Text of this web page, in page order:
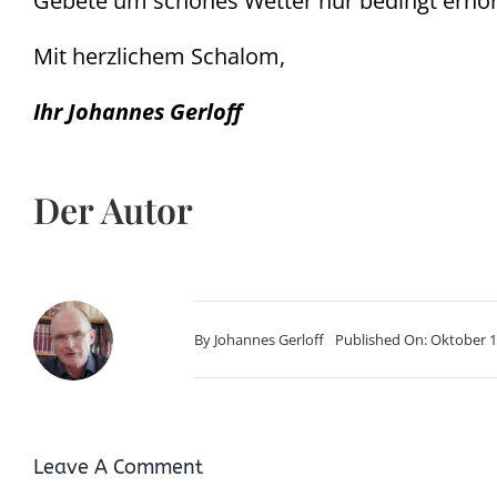
Mit herzlichem Schalom,
Ihr Johannes Gerloff
Der Autor
By Johannes Gerloff Published On: Oktober
Leave A Comment